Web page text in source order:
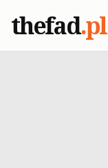
thefad.pl